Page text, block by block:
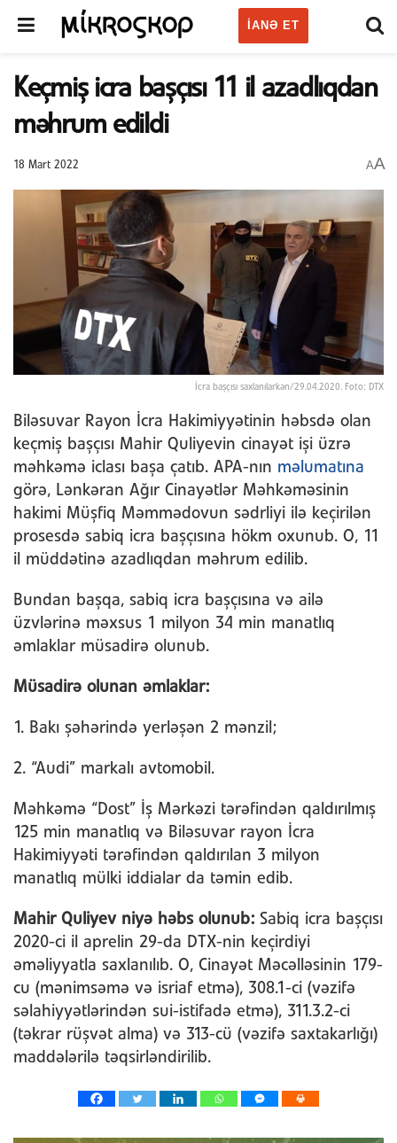
IANƏ ET
Keçmiş icra başçısı 11 il azadlıqdan
məhrum edildi
18 Mart 2022 AA
İcra başçısı saxlanılarkən/29.04.2020. Foto: DTX
Biləsuvar Rayon İcra Hakimiyyətinin həbsdə olan
keçmiş başçısı Mahir Quliyevin cinayət işi üzrə
məhkəmə iclası başa çatıb. APA-nın məlumatına
görə, Lənkəran Ağır Cinayətlər Məhkəməsinin
hakimi Müşfiq Məmmədovun sədrliyi ilə keçirilən
prosesdə sabiq icra başçısına hökm oxunub. O, 11
il müddətinə azadlıqdan məhrum edilib.
Bundan başqa, sabiq icra başçısına və ailə
üzvlərinə məxsus 1 milyon 34 min manatlıq
əmlaklar müsadirə olunub.
Müsadirə olunan əmlaklar:
1. Bakı şəhərində yerləşən 2 mənzil;
2. “Audi” markalı avtomobil.
Məhkəmə “Dost” İş Mərkəzi tərəfindən qaldırılmış
125 min manatlıq və Biləsuvar rayon İcra
Hakimiyyəti tərəfindən qaldırılan 3 milyon
manatlıq mülki iddialar da təmin edib.
Mahir Quliyev niyə həbs olunub: Sabiq icra başçısı
2020-ci il aprelin 29-da DTX-nin keçirdiyi
əməliyyatla saxlanılıb. O, Cinayət Məcəlləsinin 179-
cu (mənimsəmə və isriaf etmə), 308.1-ci (vəzifə
səlahiyyətlərindən sui-istifadə etmə), 311.3.2-ci
(təkrar rüşvət alma) və 313-cü (vəzifə saxtakarlığı)
maddələrilə təqsirləndirilib.